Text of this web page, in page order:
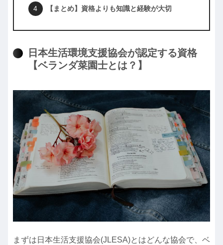
【まとめ】資格よりも知識と経験が大切
日本生活環境支援協会が認定する資格
【ベランダ菜園士とは？】
まずは日本生活支援協会(JLESA)とはどんな協会で、ベ